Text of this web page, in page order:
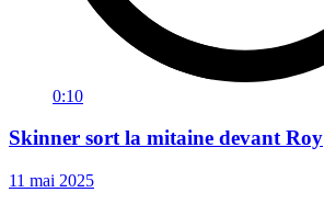
0:10
Skinner sort la mitaine devant Roy
11 mai 2025